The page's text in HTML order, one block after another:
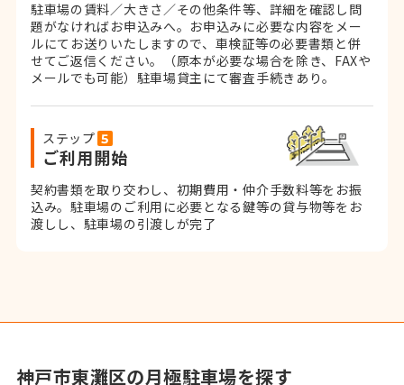
駐車場の賃料／大きさ／その他条件等、詳細を確認し問
題がなければお申込みへ。お申込みに必要な内容をメー
ルにてお送りいたしますので、車検証等の必要書類と併
せてご返信ください。
（原本が必要な場合を除き、FAXや
メールでも可能） 駐車場貸主にて審査手続きあり。
ステップ
ご利用開始
契約書類を取り交わし、初期費用・仲介手数料等をお振
込み。駐車場のご利用に必要となる鍵等の貸与物等をお
渡しし、駐車場の引渡しが完了
神戸市東灘区の月極駐車場を探す